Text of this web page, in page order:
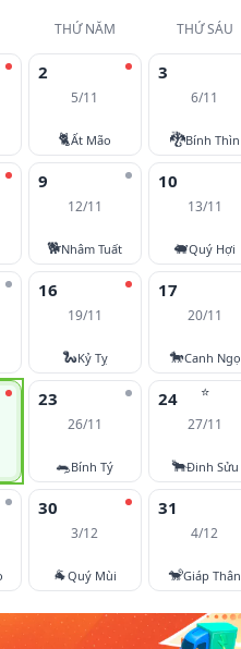
THỨ NĂM THỨ SÁU
2
5/11
🐈Ất Mão
3
6/11
🐉Bính Thìn
9
12/11
🐕Nhâm Tuất
10
13/11
🐖Quý Hợi
16
19/11
🐍Kỷ Tỵ
17
20/11
🐎Canh Ngọ
23
26/11
🐀Bính Tý
⭐
24
27/11
🐂Đinh Sửu
30
3/12
🐐Quý Mùi
31
4/12
🐒Giáp Thân